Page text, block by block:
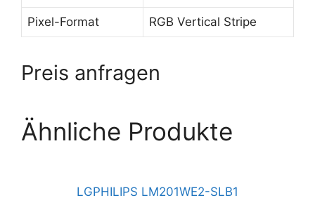
Pixel-Format RGB Vertical Stripe
Preis anfragen
Ähnliche Produkte
LGPHILIPS LM201WE2-SLB1